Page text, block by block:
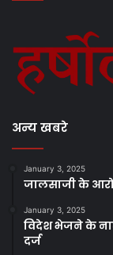
अन्य खबरे
January 3, 2025
जालसाजी के
January 3, 2025
विदेश भेजने के
दर्ज